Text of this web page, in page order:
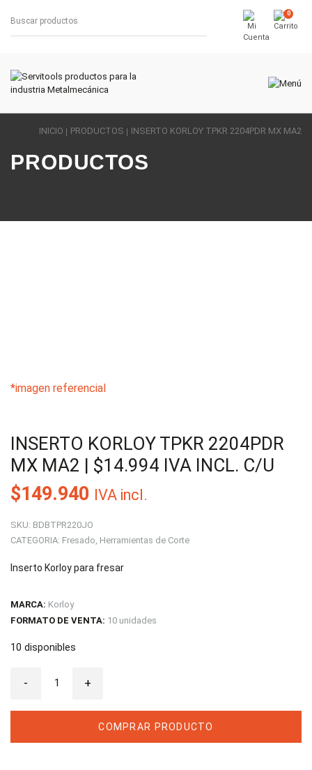
0
INICIO PRODUCTOS INSERTO KORLOY TPKR 2204PDR MX MA2
PRODUCTOS
*imagen referencial
INSERTO KORLOY TPKR 2204PDR
MX MA2 | $14.994 IVA INCL. C/U
$149.940 IVA incl.
SKU: BDBTPR220JO
CATEGORIA: Fresado, Herramientas de Corte
Inserto Korloy para fresar
MARCA: Korloy
FORMATO DE VENTA: 10 unidades
10 disponibles
-
Korloy
+
COMPRAR PRODUCTO